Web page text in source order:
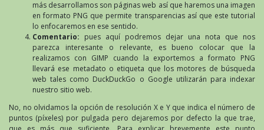
más desarrollamos son páginas web así que haremos una imagen
en formato PNG que permite transparencias así que este tutorial
lo enfocaremos en ese sentido.
Comentario: pues aquí podremos dejar una nota que nos
parezca interesante o relevante, es bueno colocar que la
realizamos con GIMP cuando la exportemos a formato PNG
llevará ese metadato o etiqueta que los motores de búsqueda
web tales como DuckDuckGo o Google utilizarán para indexar
nuestro sitio web.
No, no olvidamos la opción de resolución X e Y que indica el número de
puntos (píxeles) por pulgada pero dejaremos por defecto la que trae,